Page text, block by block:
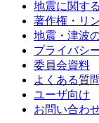
地震に関す
著作権・リ
地震・津波
プライバシ
委員会資料
よくある質問
ユーザ向け
お問い合わ